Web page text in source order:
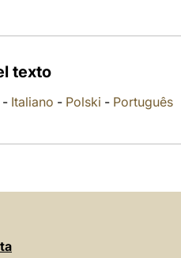
texto
Italiano - Polski - Português